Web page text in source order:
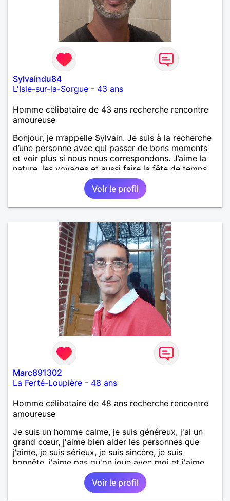
Sylvaindu84
L'Isle-sur-la-Sorgue - 43 ans
Homme célibataire de 43 ans recherche rencontre
amoureuse
Bonjour, je m’appelle Sylvain. Je suis à la recherche
d’une personne avec qui passer de bons moments
et voir plus si nous nous correspondons. J’aime la
nature, les voyages et aussi faire la fête de temps
en temps ;-)Je suis papa d’un petit garçon de 7 ans
dont je m’occupe en garde alternée. J’aime à peu
près tous les styles de musique. (Oui je suis pas
trop fan de Jul). Je fais du sport pour garder la
pense en tout cas 😂)
Voir le profil
Marc891302
La Ferté-Loupière - 48 ans
Homme célibataire de 48 ans recherche rencontre
amoureuse
Je suis un homme calme, je suis généreux, j'ai un
grand cœur, j'aime bien aider les personnes que
j'aime, je suis sérieux, je suis sincère, je suis
honnête, j'aime pas qu'on joue avec moi et j'aime
pas les mensonges. Je cherche une relation
amoureuse et sérieuse.Voir le profil